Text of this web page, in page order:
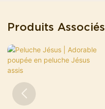
Produits Associés